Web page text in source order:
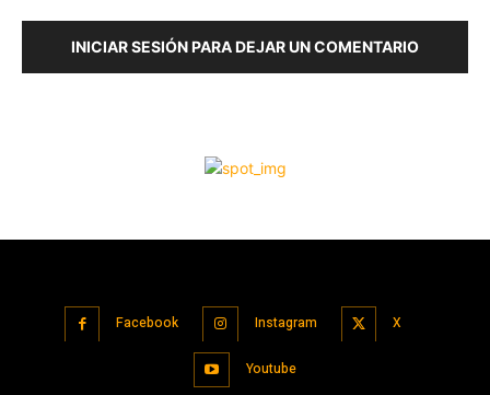
Facebook Instagram X
Youtube